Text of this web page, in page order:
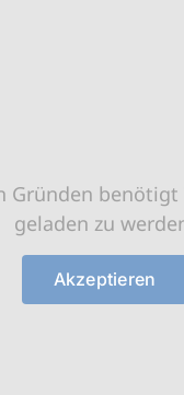
Gründen
geladen zu
Akzeptieren